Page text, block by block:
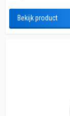
Bekijk product